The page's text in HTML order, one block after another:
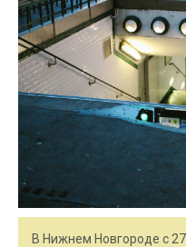
В Нижнем Новгороде с